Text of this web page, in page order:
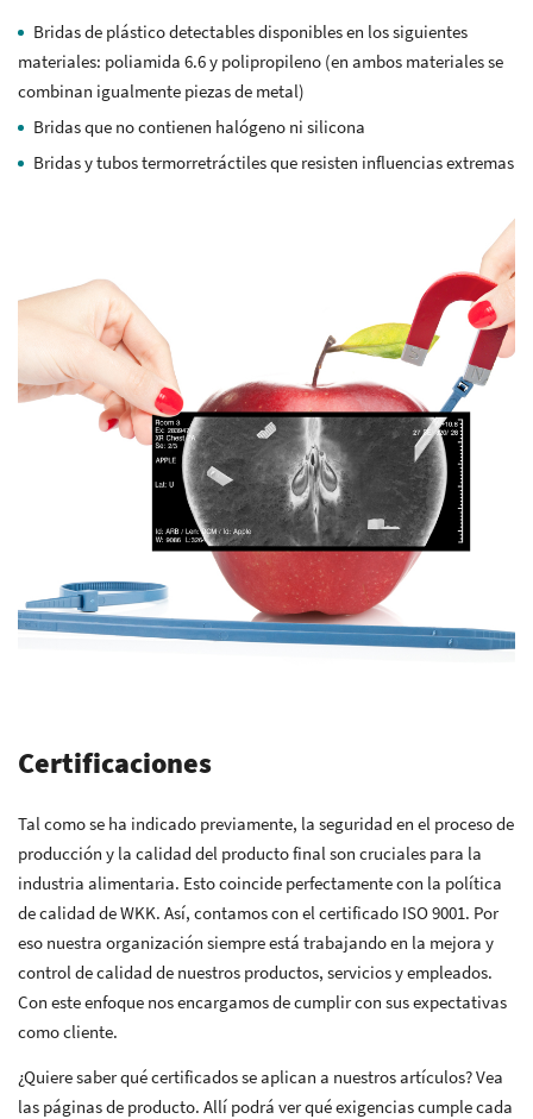
Bridas de plástico detectables disponibles en los siguientes
materiales: poliamida 6.6 y polipropileno (en ambos materiales se
combinan igualmente piezas de metal)
Bridas que no contienen halógeno ni silicona
Bridas y tubos termorretráctiles que resisten influencias extremas
Certificaciones
Tal como se ha indicado previamente, la seguridad en el proceso de
producción y la calidad del producto final son cruciales para la
industria alimentaria. Esto coincide perfectamente con la política
de calidad de WKK. Así, contamos con el certificado ISO 9001. Por
eso nuestra organización siempre está trabajando en la mejora y
control de calidad de nuestros productos, servicios y empleados.
Con este enfoque nos encargamos de cumplir con sus expectativas
como cliente.
¿Quiere saber qué certificados se aplican a nuestros artículos? Vea
las páginas de producto. Allí podrá ver qué exigencias cumple cada